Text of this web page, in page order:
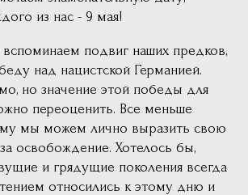
из нас - 9 мая!
подвиг наших предков,
над нацистской Германией.
но значение этой победы для
переоценить. Все меньше
мы можем лично выразить свою
освобождение. Хотелось бы,
и грядущие поколения всегда
относились к этому дню и